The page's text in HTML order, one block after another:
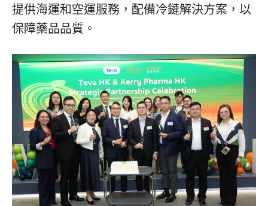
提供海運和空運服務，配備冷鏈解決方案，以
保障藥品品質。